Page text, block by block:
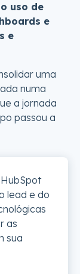
uso de
e
e
uma
numa
a jornada
passou a
lead e do
as
sua